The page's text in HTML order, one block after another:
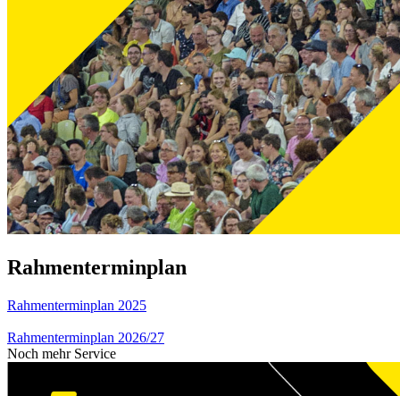
Rahmenterminplan
Rahmenterminplan 2025
Rahmenterminplan 2026/27
Noch mehr Service